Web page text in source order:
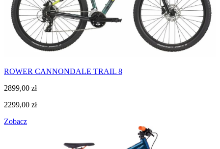
ROWER CANNONDALE TRAIL 8
2899,00 zł
2299,00 zł
Zobacz